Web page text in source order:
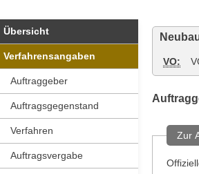
Übersicht
Verfahrensangaben
Auftraggeber
Auftragsgegenstand
Verfahren
Auftragsvergabe
VO:
Zur